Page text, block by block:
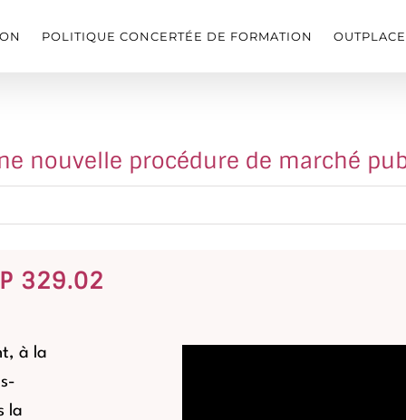
POLITIQUE CONCERTÉE DE FORMATION
nouvelle procédure de marché
329.02
à la
la